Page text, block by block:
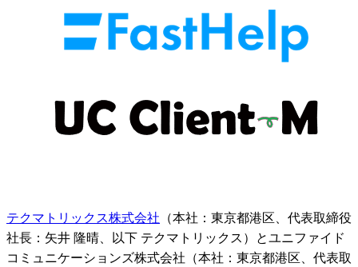
テクマトリックス株式会社 （本社：東京都港区、代表取締役
社長：矢井 隆晴、以下 テクマトリックス）とユニファイド
コミュニケーションズ株式会社（本社：東京都港区、代表取